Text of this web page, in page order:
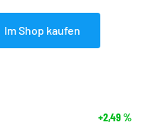
Im Shop kaufen
+2,49%